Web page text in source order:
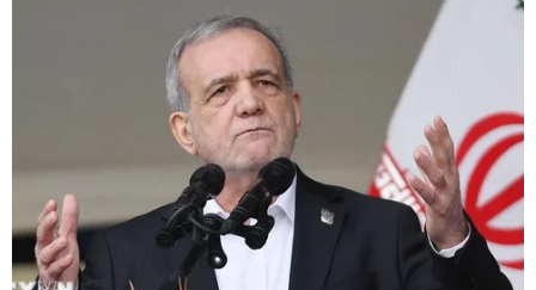
dành cho lao động dịp Tết
Tại phiên giao dịch việc làm của Hà Nội với chuyên đề
"Việc làm bán thời gian" có gần 2.000 chỉ tiêu dành cho
người lao động tại thời điểm Tết Nguyên đán Quý Mão
2023.